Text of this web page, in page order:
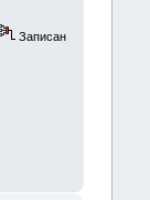
Записан